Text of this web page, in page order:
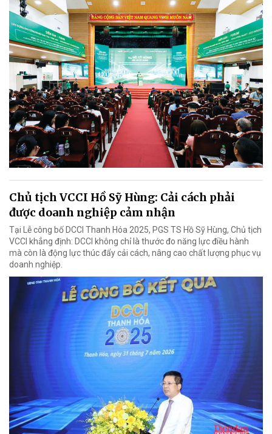
Chủ tịch VCCI Hồ Sỹ Hùng: Cải cách phải
được doanh nghiệp cảm nhận
Tại Lễ công bố DCCI Thanh Hóa 2025, PGS TS Hồ Sỹ Hùng, Chủ tịch
VCCI khẳng định: DCCI không chỉ là thước đo năng lực điều hành
mà còn là động lực thúc đẩy cải cách, nâng cao chất lượng phục vụ
doanh nghiệp.